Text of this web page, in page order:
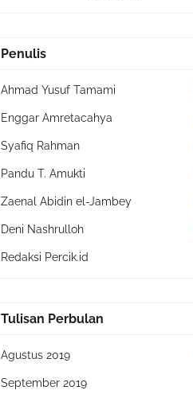
Penulis
Ahmad Yusuf Tamami
Enggar Amretacahya
Syafiq Rahman
Pandu T. Amukti
Zaenal Abidin el-Jambey
Deni Nashrulloh
Redaksi Percik.id
Tulisan Perbulan
Agustus 2019
September 2019